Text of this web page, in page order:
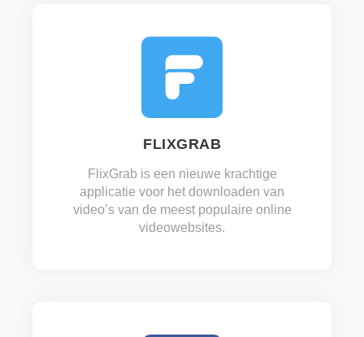
FLIXGRAB
FlixGrab is een nieuwe krachtige
applicatie voor het downloaden van
video’s van de meest populaire online
videowebsites.